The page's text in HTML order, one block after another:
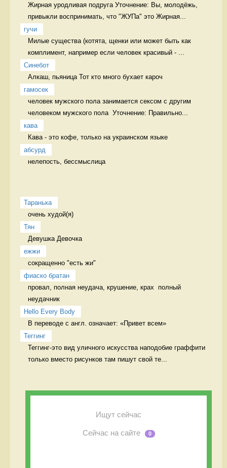
Жирная уродливая подруга Уточнение: Вы, молодёжь,
привыкли воспринимать, что "ЖУПа" это Жирная...
гучи
Милые существа (котята, щенки или может быть как
комплимент, например если человек красивый - ...
Синебот
Алкаш, пьяница Тот кто много бухает кароч
гамосек
человек мужского пола занимается сексом с другим
человеком мужского пола  Уточнение: Правильно...
кава
Кава - это кофе, только на украинском языке
абсурд
нелепость, бессмыслица
Таранька
очень худой(я)
Тян
Девушка Девочка
ежжи
сокращенно "есть жи"
фиаско братан
провал, полная неудача, крушение, крах  полный
неудачник
Hello Every Body
В переводе с англ. означает: «Привет всем»
Теггинг
Теггинг-это вид уличного искусства наподобие граффити
только вместо рисунков там пишут свой те...
Ищут сейчас
Сейчас на сайте 0